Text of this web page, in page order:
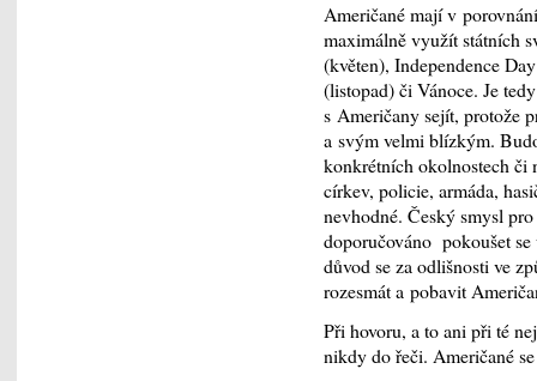
Američané mají v
maximálně využít státních
(květen), Independence
(listopad) či Vánoce. Je
s Američany sejít, protože
a svým velmi blízkým.
konkrétních okolnostech či
církev, policie, armáda,
nevhodné. Český smysl
doporučováno pokoušet
důvod se za odlišnosti ve
rozesmát a pobavit
Při hovoru, a to ani při té
nikdy do řeči. Američané